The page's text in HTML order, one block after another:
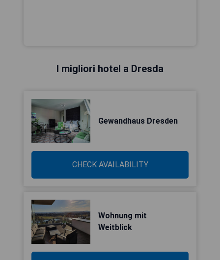
I migliori hotel a Dresda
Gewandhaus Dresden
CHECK AVAILABILITY
Wohnung mit
Weitblick